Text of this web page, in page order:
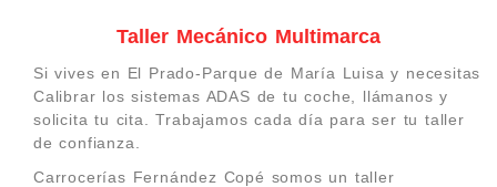
Taller Mecánico Multimarca
Si vives en El Prado-Parque de María Luisa y necesitas
Calibrar los sistemas ADAS de tu coche, llámanos y
solicita tu cita. Trabajamos cada día para ser tu taller
de confianza.
Carrocerías Fernández Copé somos un taller